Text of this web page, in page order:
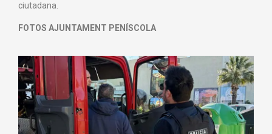
ciutadana.
FOTOS AJUNTAMENT PENÍSCOLA